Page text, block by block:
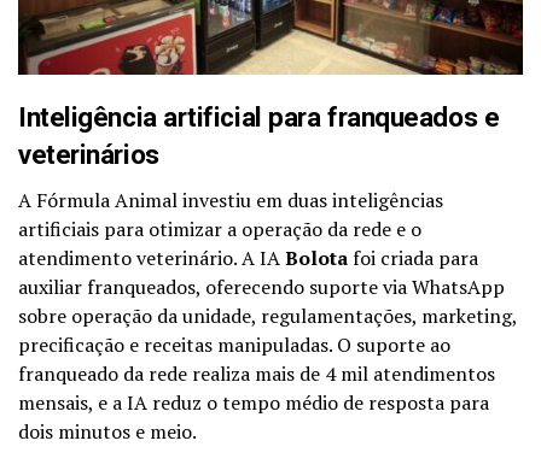
Inteligência artificial para franqueados e
veterinários
A Fórmula Animal investiu em duas inteligências
artificiais para otimizar a operação da rede e o
atendimento veterinário. A IABolotafoi criada para
auxiliar franqueados, oferecendo suporte via WhatsApp
sobre operação da unidade, regulamentações, marketing,
precificação e receitas manipuladas. O suporte ao
franqueado da rede realiza mais de 4 mil atendimentos
mensais, e a IA reduz o tempo médio de resposta para
dois minutos e meio.